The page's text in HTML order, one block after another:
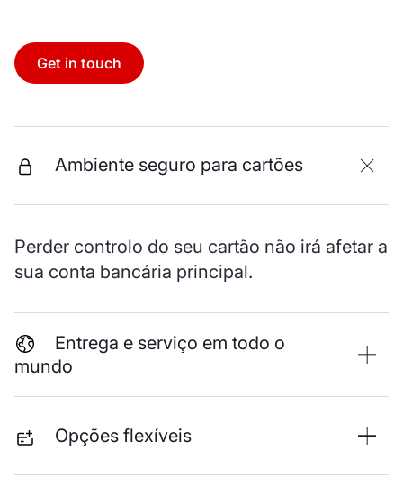
Get in touch
Ambiente seguro para cartões
Perder controlo do seu cartão não irá afetar a
sua conta bancária principal.
Entrega e serviço em todo o
mundo
Opções flexíveis